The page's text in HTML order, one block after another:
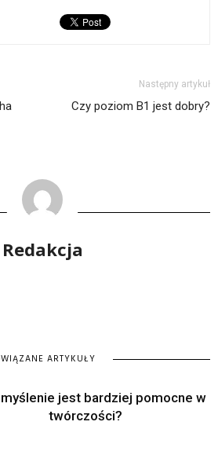
Następny artykuł
Czy poziom B1 jest dobry?
Redakcja
ARTYKUŁY
jest bardziej pomocne w
twórczości?